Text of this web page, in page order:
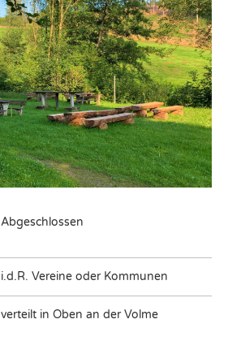
Abgeschlossen
i.d.R. Vereine oder Kommunen
verteilt in Oben an der Volme